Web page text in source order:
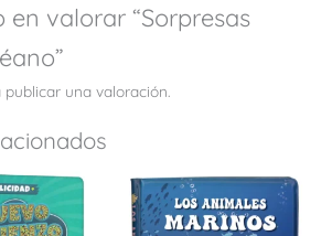
en valorar “Sorpresas
publicar una valoración.